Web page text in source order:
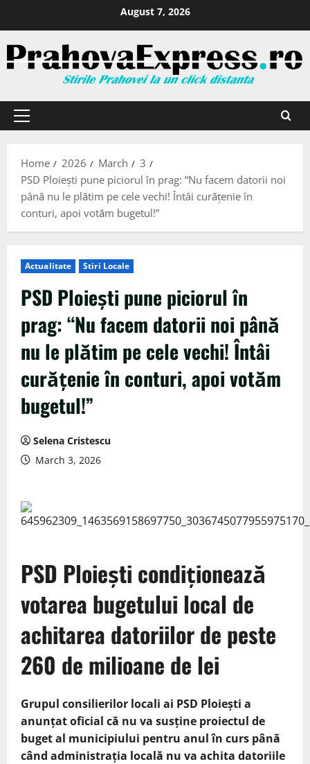
August 7, 2026
Home 2026 March
3
PSD Ploiești pune piciorul în prag: “Nu facem datorii noi
până nu le plătim pe cele vechi! Întâi curățenie în
conturi, apoi votăm bugetul!”
Actualitate Stiri Locale
PSD Ploiești pune piciorul în
prag: “Nu facem datorii noi până
nu le plătim pe cele vechi! Întâi
curățenie în conturi, apoi votăm
bugetul!”
Selena Cristescu
March 3, 2026
PSD Ploiești condiționează
votarea bugetului local de
achitarea datoriilor de peste
260 de milioane de lei
Grupul consilierilor locali ai PSD Ploiești a
anunțat oficial că nu va susține proiectul de
buget al municipiului pentru anul în curs până
când administrația locală nu va achita datoriile